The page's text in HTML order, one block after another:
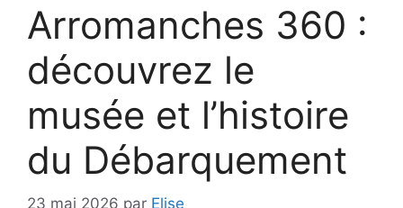
Arromanches 360 :
découvrez le
musée et l’histoire
du Débarquement
23 mai 2026 par Elise